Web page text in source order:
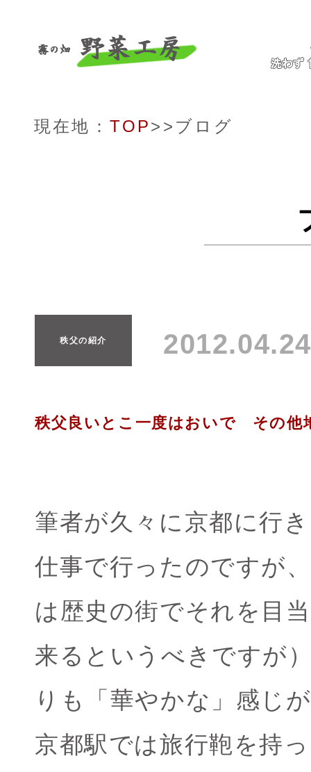
現在地： TOP>>ブログ
秩父の紹介
秩父良いとこ一度はおいで その
筆者が久々に京都に行
仕事で行ったのですが
は歴史の街でそれを目
来るというべきですが
りも「華やかな」感じ
京都駅では旅行鞄を持